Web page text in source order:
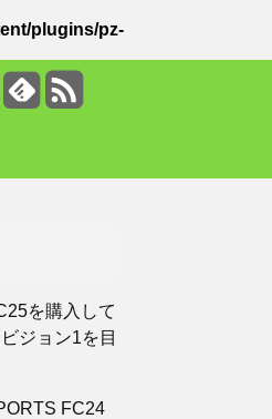
plugins/pz-
を購入して
ジョン1を目
FC24